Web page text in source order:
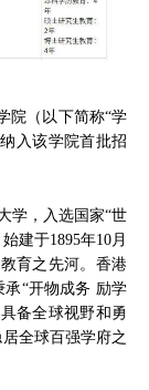
院（以下简称“学
入该学院首批招
学，入选国家“世
建于1895年10月
育之先河。香港
“开物成务 励学
备全球视野和勇
全球百强学府之